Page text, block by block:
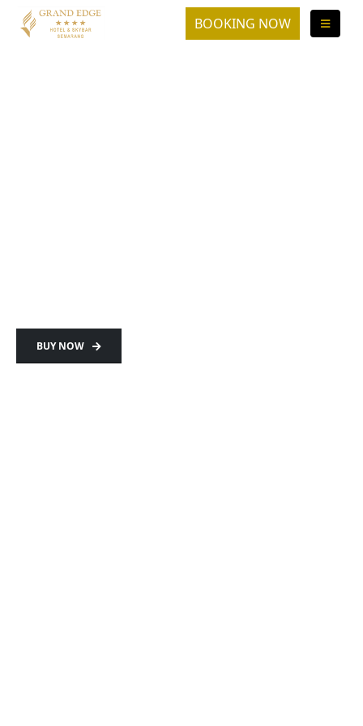
BUY NOW